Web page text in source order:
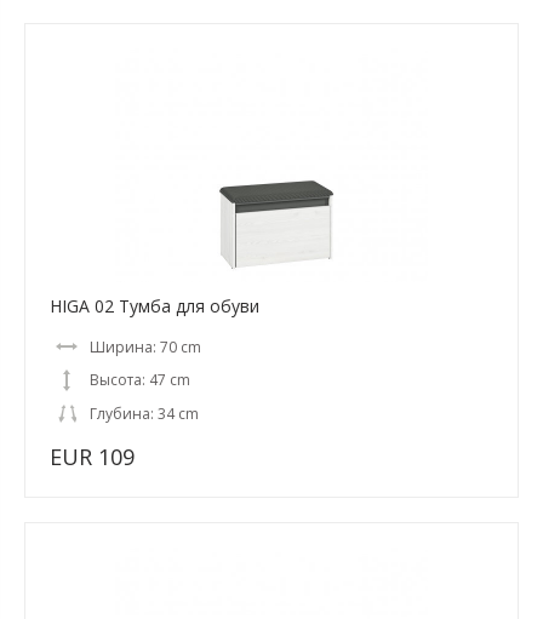
HIGA 02 Тумба для обуви
Ширина: 70 cm
Высота: 47 cm
Глубина: 34 cm
EUR 109